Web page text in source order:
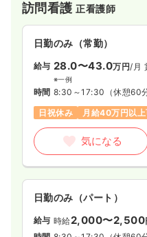
訪問看護正看護師
日勤のみ（常勤）
給与 28.0〜43.0万円/月
※一例
時間 8:30～17:30 （休憩60
日祝休み
月給40万円以上
気になる
日勤のみ（パート）
給与 時給2,000〜2,500